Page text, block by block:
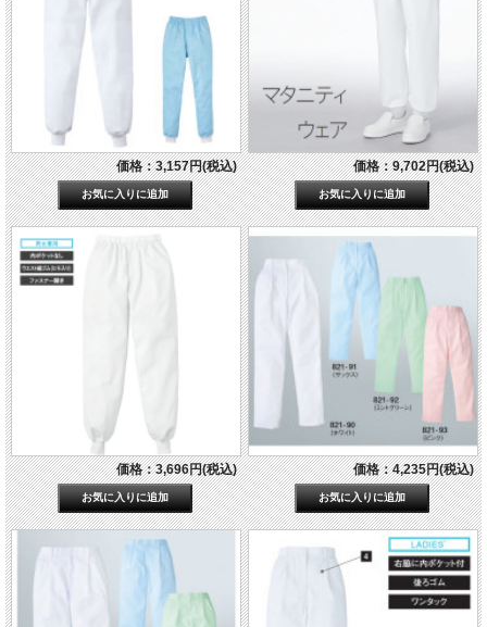
価格：3,157円(税込) 価格：9,702円(税込)
価格：3,696円(税込) 価格：4,235円(税込)